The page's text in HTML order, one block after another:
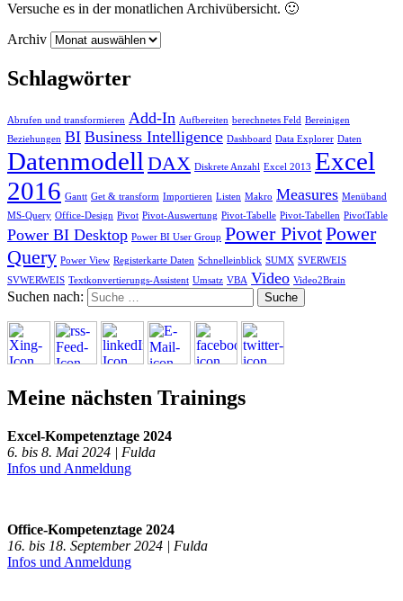
Versuche es in der monatlichen Archivübersicht. 🙂
Archiv
Schlagwörter
Abrufen und transformieren Add-In Aufbereiten berechnetes Feld Bereinigen
Beziehungen BI Business Intelligence Dashboard Data Explorer Daten
Datenmodell DAX Diskrete Anzahl Excel 2013 Excel
2016 Gantt Get & transform Importieren Listen Makro Measures Menüband
MS-Query Office-Design Pivot Pivot-Auswertung Pivot-Tabelle Pivot-Tabellen PivotTable
Power BI Desktop Power BI User Group Power PivotPower
Query Power View Registerkarte Daten Schnelleinblick SUMX SVERWEIS
SVWERWEIS Textkonvertierungs-Assistent Umsatz VBA Video Video2Brain
Suchen nach:
Meine nächsten Trainings
Excel-Kompetenztage 2024
6. bis 8. Mai 2024 | Fulda
Infos und Anmeldung
Office-Kompetenztage 2024
16. bis 18. September 2024 | Fulda
Infos und Anmeldung